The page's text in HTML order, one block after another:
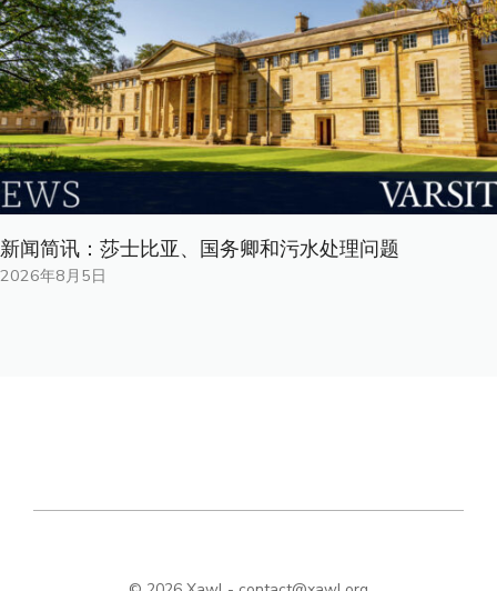
新闻简讯：莎士比亚、国务卿和污水处理问题
2026年8月5日